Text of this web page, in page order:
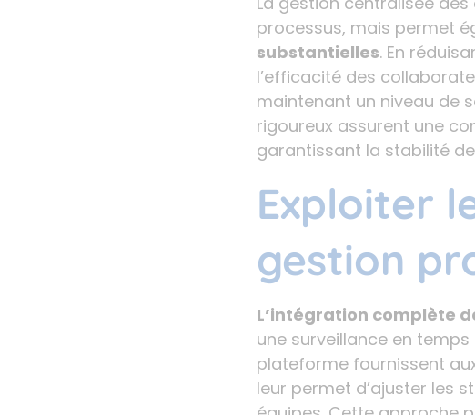
processus, mais permet
substantielles. En
l’efficacité des
maintenant un niveau de
rigoureux assurent une
garantissant la stabilité
Exploiter
gestion
L’intégration complète
une surveillance en
plateforme fournissent
leur permet d’ajuster les